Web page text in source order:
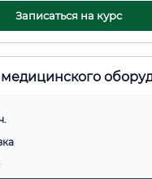
Записаться на курс